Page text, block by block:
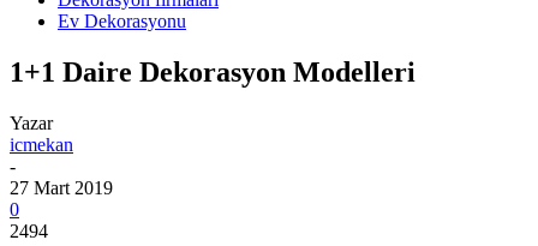
Ev Dekorasyonu
1+1 Daire Dekorasyon Modelleri
Yazar
icmekan
-
27 Mart 2019
0
2494